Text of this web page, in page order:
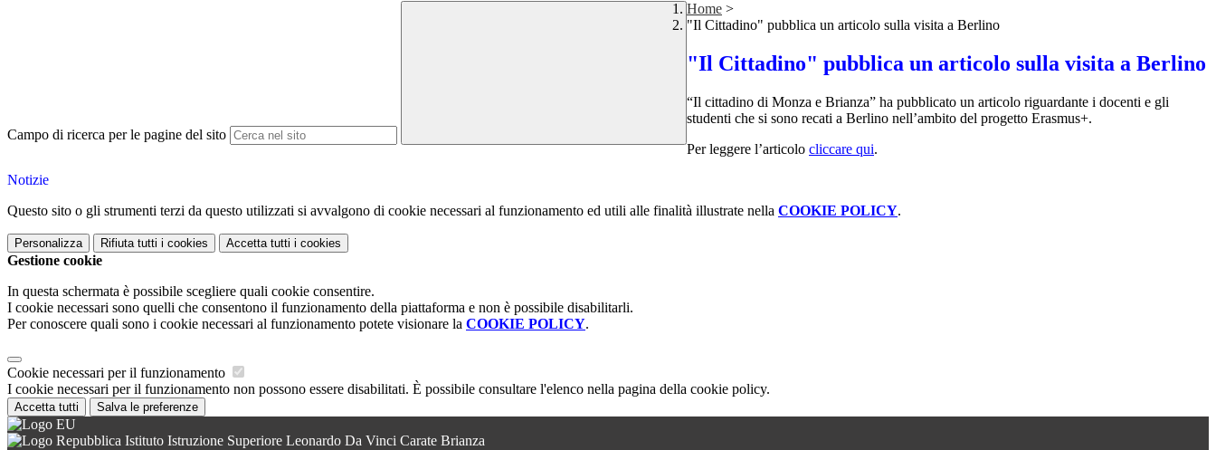
Campo di ricerca per le pagine del sito
Home >
"Il Cittadino" pubblica un articolo sulla visita a Berlino
"Il Cittadino" pubblica un articolo sulla visita a Berlino
“Il cittadino di Monza e Brianza” ha pubblicato un articolo riguardante i docenti e gli
studenti che si sono recati a Berlino nell’ambito del progetto Erasmus+.
Per leggere l’articolo cliccare qui.
Notizie
Questo sito o gli strumenti terzi da questo utilizzati si avvalgono di cookie necessari al funzionamento ed utili alle finalità illustrate nella COOKIE POLICY.
Personalizza Rifiuta tutti i cookies Accetta tutti i cookies
Gestione cookie
In questa schermata è possibile scegliere quali cookie consentire.
I cookie necessari sono quelli che consentono il funzionamento della piattaforma e non è possibile disabilitarli.
Per conoscere quali sono i cookie necessari al funzionamento potete visionare la COOKIE POLICY.
Cookie necessari per il funzionamento
I cookie necessari per il funzionamento non possono essere disabilitati. È possibile consultare l'elenco nella pagina della cookie policy.
Accetta tutti Salva le preferenze
Istituto Istruzione Superiore Leonardo Da Vinci Carate Brianza